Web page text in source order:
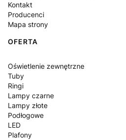
Kontakt
Producenci
Mapa strony
OFERTA
Oświetlenie zewnętrzne
Tuby
Ringi
Lampy czarne
Lampy złote
Podłogowe
LED
Plafony